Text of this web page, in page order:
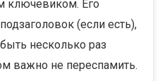
ключевиком. Его
(если есть),
несколько раз
важно не переспамить.